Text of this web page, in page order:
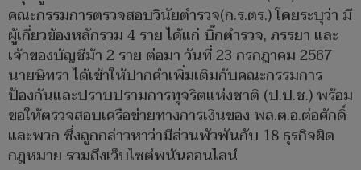
คณะกรรมการตรวจสอบวินัยตำรวจ(ก.ร.ตร.) โดยระบุว่า มี
ผู้เกี่ยวข้องหลักรวม 4 ราย ได้แก่ บิ๊กตำรวจ, ภรรยา และ
เจ้าของบัญชีม้า 2 ราย ต่อมา วันที่ 23 กรกฎาคม 2567
นายษิทรา ได้เข้าให้ปากคำเพิ่มเติมกับคณะกรรมการ
ป้องกันและปราบปรามการทุจริตแห่งชาติ (ป.ป.ช.) พร้อม
ขอให้ตรวจสอบเครือข่ายทางการเงินของ พล.ต.อ.ต่อศักดิ์
และพวก ซึ่งถูกกล่าวหาว่ามีส่วนพัวพันกับ 18 ธุรกิจผิด
กฎหมาย รวมถึงเว็บไซต์พนันออนไลน์